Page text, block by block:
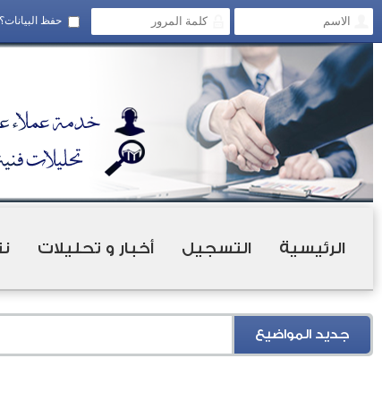
حفظ البيانات؟
الرئيسية التسجيل أخبار و تحليلات
جديد المواضيع